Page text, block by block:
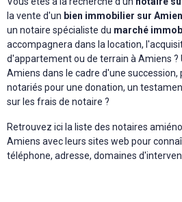
la vente d'un bien immobilier sur
un notaire spécialiste du marché
accompagnera dans la location,
d'appartement ou de terrain à Amiens ?
Amiens dans le cadre d'une
notariés pour une donation, un
sur les frais de notaire ?
Retrouvez ici la liste des notaires
Amiens avec leurs sites web pour
téléphone, adresse, domaines